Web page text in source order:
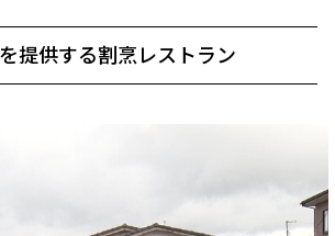
提供する割烹レストラン